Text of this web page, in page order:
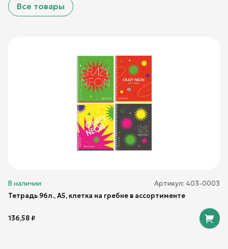
Все товары
В наличии Артикул: 403-0003
Тетрадь 96л., А5, клетка на гребне в ассортименте
136,58₽